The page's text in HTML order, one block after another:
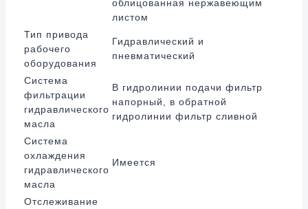
облицованная нержавеющим
листом
Тип привода
рабочего
оборудования
Гидравлический и
пневматический
Система
фильтрации
гидравлического
масла
В гидролинии подачи фильтр
напорный, в обратной
гидролинии фильтр сливной
Система
охлаждения
гидравлического
масла
Имеется
Отслеживание